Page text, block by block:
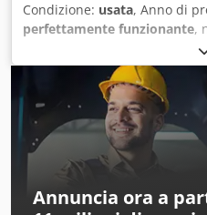
Condizione: usata, Anno di
perfettamente funzionante,
, Numero
macchina: Prodotto: SKAKO
Anno di costruzione: 2013
1 to Altezza operativa: 2337
Annuncia ora a